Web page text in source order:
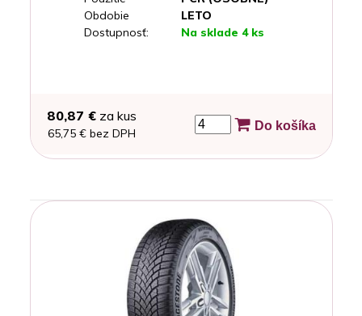
Obdobie
LETO
Dostupnosť:
Na sklade 4 ks
80,87 €za kus
65,75 € bez DPH
Do košíka